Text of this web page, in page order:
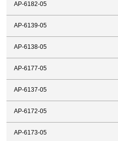
AP-6182-05
AP-6139-05
AP-6138-05
AP-6177-05
AP-6137-05
AP-6172-05
AP-6173-05